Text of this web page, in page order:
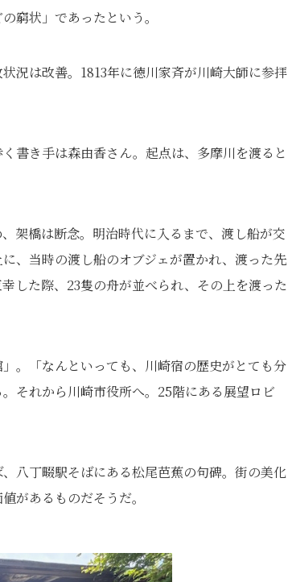
窮状」であったという。
況は改善。1813年に徳川家斉が川崎大師に参拝
書き手は森由香さん。起点は、多摩川を渡ると
架橋は断念。明治時代に入るまで、渡し船が交
、当時の渡し船のオブジェが置かれ、渡った先
した際、23隻の舟が並べられ、その上を渡った
。「なんといっても、川崎宿の歴史がとても分
それから川崎市役所へ。25階にある展望ロビ
八丁畷駅そばにある松尾芭蕉の句碑。街の美化
があるものだそうだ。